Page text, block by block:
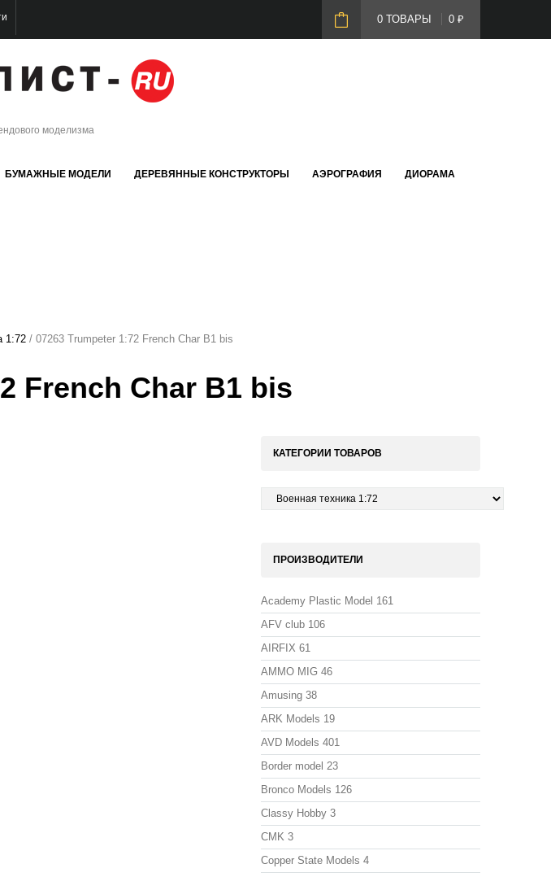
0 ТОВАРЫ 0 ₽
моделизма
БУМАЖНЫЕ МОДЕЛИ ДЕРЕВЯННЫЕ КОНСТРУКТОРЫ АЭРОГРАФИЯ ДИОРАМА
1:72/ 07263 Trumpeter 1:72 French Char B1 bis
French Char B1 bis
КАТЕГОРИИ ТОВАРОВ
ПРОИЗВОДИТЕЛИ
Academy Plastic Model 161
AFV club 106
AIRFIX 61
AMMO MIG 46
Amusing 38
ARK Models 19
AVD Models 401
Border model 23
Bronco Models 126
Classy Hobby 3
CMK 3
Copper State Models 4